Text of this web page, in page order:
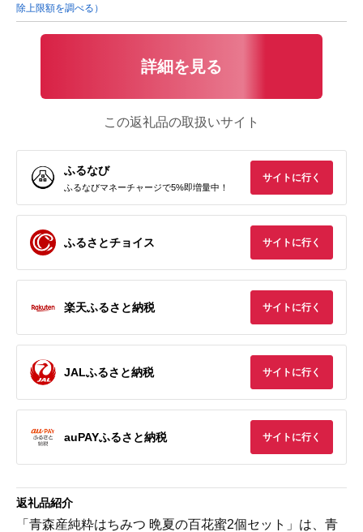
除上限額を調べる）
詳細を見る
この返礼品の取扱いサイト
ふるなび
ふるなびマネーチャージで5%即増量中！
サイトに行く
ふるさとチョイス サイトに行く
楽天ふるさと納税 サイトに行く
JALふるさと納税 サイトに行く
auPAYふるさと納税 サイトに行く
返礼品紹介
「青森産純粋はちみつ 晩夏の百花蜜2個セット」は、青